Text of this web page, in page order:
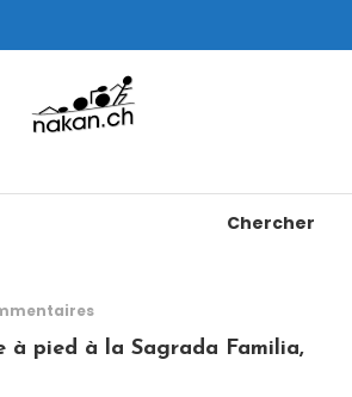
Chercher
à pied à la Sagrada Familia,